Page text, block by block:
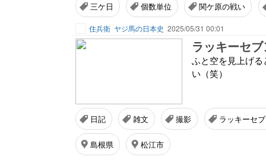
三ケ日 個数単位 関ケ原の戦い
住兵衛 ヤジ馬の日本史 2025/05/31 00:01
ラッキーセ
ふと空を見上げ
い（笑）
日記 雑文 撮影 ラッキーセ
島根県 松江市